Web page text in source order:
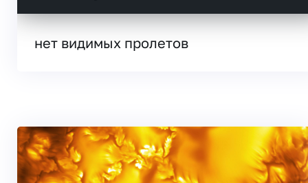
нет видимых пролетов